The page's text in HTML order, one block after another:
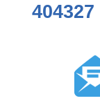
404327